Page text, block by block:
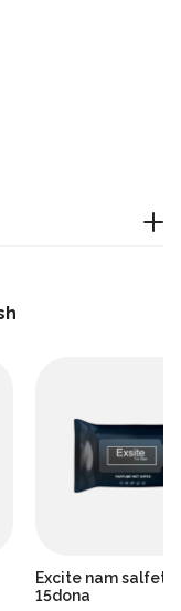
Excite nam
15dona